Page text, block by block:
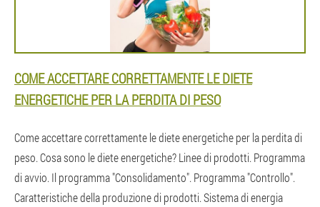
COME ACCETTARE CORRETTAMENTE LE DIETE
ENERGETICHE PER LA PERDITA DI PESO
Come accettare correttamente le diete energetiche per la perdita di
peso. Cosa sono le diete energetiche? Linee di prodotti. Programma
di avvio. Il programma "Consolidamento". Programma "Controllo".
Caratteristiche della produzione di prodotti. Sistema di energia